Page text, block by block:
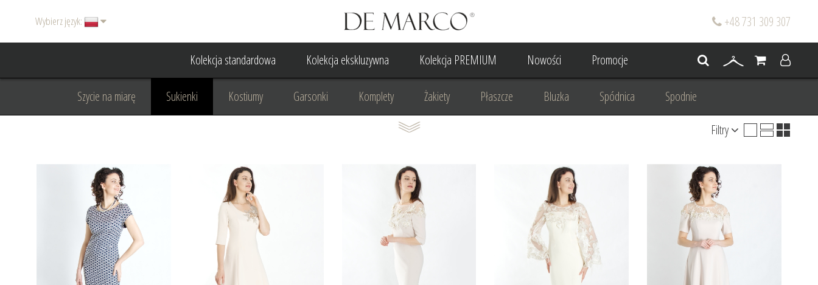
+48 731 309 307
Wybierz język:
Kolekcja standardowa Kolekcja ekskluzywna Kolekcja PREMIUM Nowości Promocje
Szycie na miarę Sukienki Kostiumy Garsonki Komplety Żakiety Płaszcze Bluzka Spódnica Spodnie
Suknia Ślubna
Odzież wizytowa Odzież dyplomatyczna Na komunię Na wesele Projektowanie/ Stylizacja
Filtry